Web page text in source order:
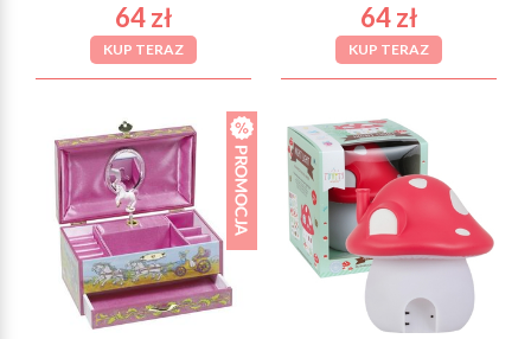
64 zł
KUP TERAZ
64 zł
KUP TERAZ